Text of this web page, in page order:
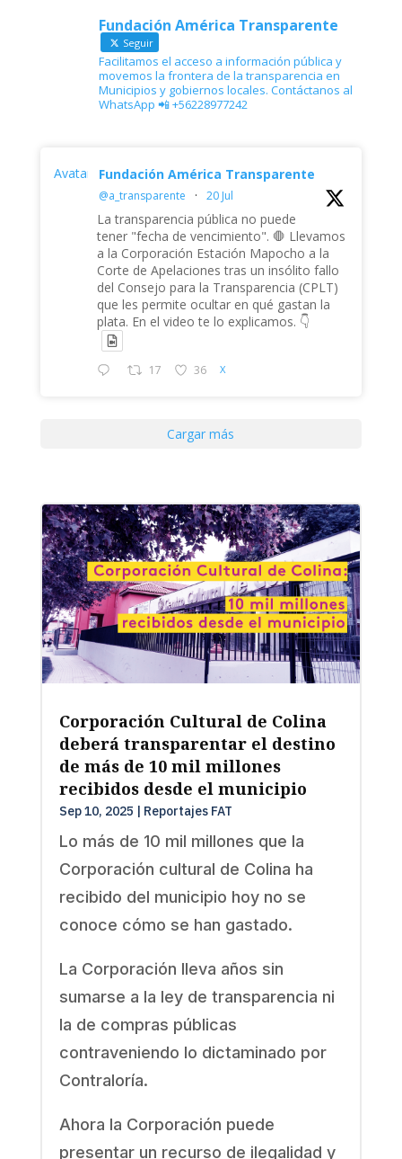
Fundación América Transparente
Seguir
Facilitamos el acceso a información pública y
movemos la frontera de la transparencia en
Municipios y gobiernos locales. Contáctanos al
WhatsApp 📲 +56228977242
Avatar Fundación América Transparente
@a_transparente · 20 Jul
La transparencia pública no puede
tener "fecha de vencimiento". 🛑 Llevamos
a la Corporación Estación Mapocho a la
Corte de Apelaciones tras un insólito fallo
del Consejo para la Transparencia (CPLT)
que les permite ocultar en qué gastan la
plata. En el video te lo explicamos. 👇
17 36 X
Cargar más
Corporación Cultural de Colina
deberá transparentar el destino
de más de 10 mil millones
recibidos desde el municipio
Sep 10, 2025 | Reportajes FAT
Lo más de 10 mil millones que la
Corporación cultural de Colina ha
recibido del municipio hoy no se
conoce cómo se han gastado.
La Corporación lleva años sin
sumarse a la ley de transparencia ni
la de compras públicas
contraveniendo lo dictaminado por
Contraloría.
Ahora la Corporación puede
presentar un recurso de ilegalidad y